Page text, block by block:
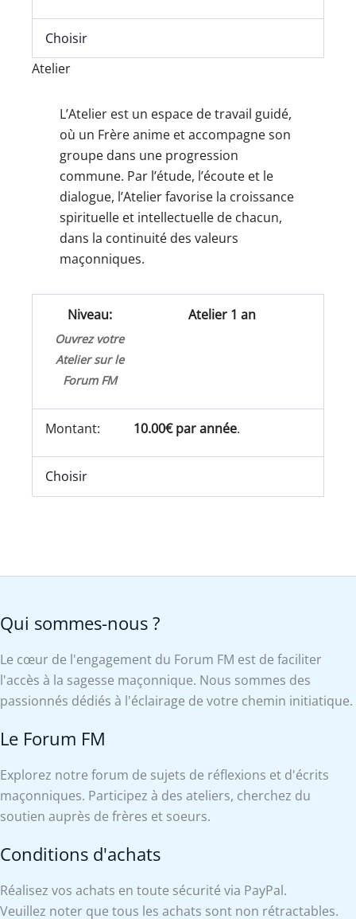
Choisir
Atelier
L’Atelier est un espace de travail guidé,
où un Frère anime et accompagne son
groupe dans une progression
commune. Par l’étude, l’écoute et le
dialogue, l’Atelier favorise la croissance
spirituelle et intellectuelle de chacun,
dans la continuité des valeurs
maçonniques.
Atelier 1 an
Ouvrez votre
Atelier sur le
Forum FM
10.00€ par année.
Choisir
Qui sommes-nous ?
Le cœur de l'engagement du Forum FM est de faciliter
l'accès à la sagesse maçonnique. Nous sommes des
passionnés dédiés à l'éclairage de votre chemin initiatique.
Le Forum FM
Explorez notre forum de sujets de réflexions et d'écrits
maçonniques. Participez à des ateliers, cherchez du
soutien auprès de frères et soeurs.
Conditions d'achats
Réalisez vos achats en toute sécurité via PayPal.
Veuillez noter que tous les achats sont non rétractables.